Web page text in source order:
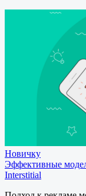
Новичку
Эффективные
Interstitial